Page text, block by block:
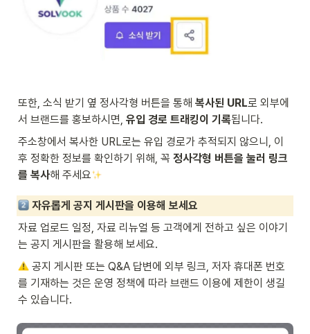
또한, 소식 받기 옆 정사각형 버튼을 통해 복사된 URL로 외부에
서 브랜드를 홍보하시면, 유입 경로 트래킹이 기록됩니다.
주소창에서 복사한 URL로는 유입 경로가 추적되지 않으니, 이
후 정확한 정보를 확인하기 위해, 꼭 정사각형 버튼을 눌러 링크
를 복사해 주세요
자유롭게 공지 게시판을 이용해 보세요
자료 업로드 일정, 자료 리뉴얼 등 고객에게 전하고 싶은 이야기
는 공지 게시판을 활용해 보세요.
공지 게시판 또는 Q&A 답변에 외부 링크, 저자 휴대폰 번호
를 기재하는 것은 운영 정책에 따라 브랜드 이용에 제한이 생길
수 있습니다.